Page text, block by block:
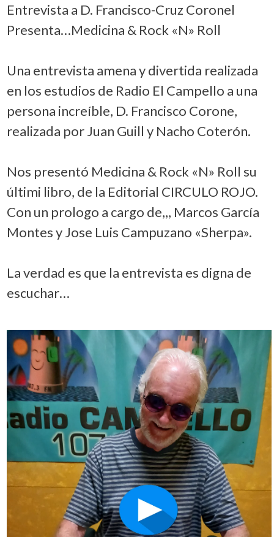
Entrevista a D. Francisco-Cruz Coronel
Presenta…Medicina & Rock «N» Roll
Una entrevista amena y divertida realizada
en los estudios de Radio El Campello a una
persona increíble, D. Francisco Corone,
realizada por Juan Guill y Nacho Coterón.
Nos presentó Medicina & Rock «N» Roll su
últimi libro, de la Editorial CIRCULO ROJO.
Con un prologo a cargo de,,, Marcos García
Montes y Jose Luis Campuzano «Sherpa».
La verdad es que la entrevista es digna de
escuchar…